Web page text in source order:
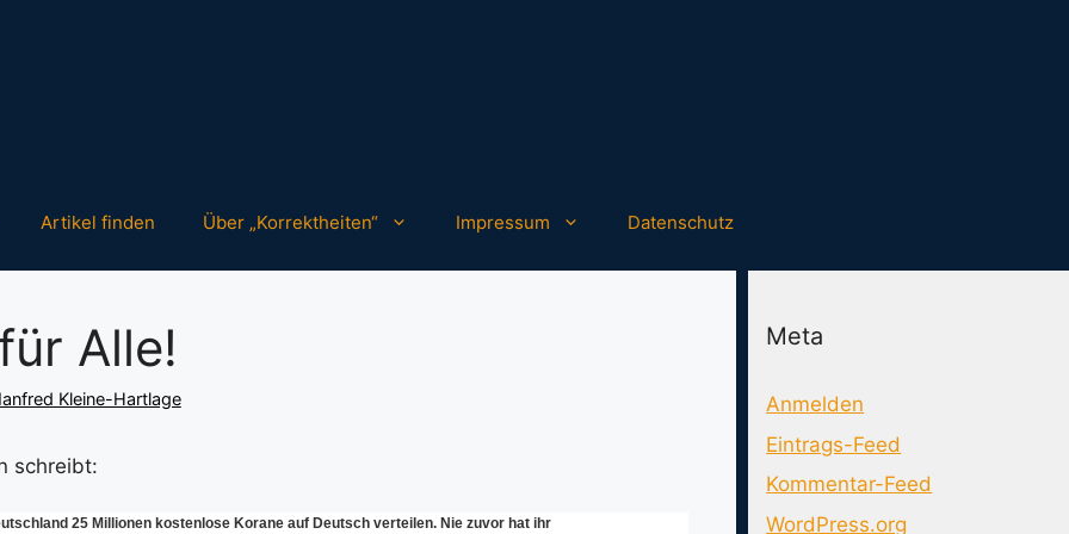
Artikel finden Über „Korrektheiten“ Impressum Datenschutz
Alle!
Kleine-Hartlage
schreibt:
25 Millionen kostenlose Korane auf Deutsch verteilen. Nie zuvor hat ihr
Meta
Anmelden
Eintrags-Feed
Kommentar-Feed
WordPress.org